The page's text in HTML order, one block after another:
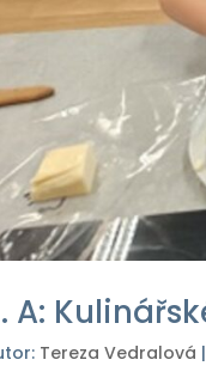
A:
Tereza Vedralová |